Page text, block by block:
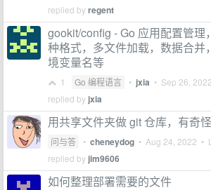
replied byregent
gookit/config - Go 应用配置管理
种格式，多文件加载，数据合并
境变量名等
1 Go 编程语言 • jxia • Sep 26, 2022
replied by jxia
用共享文件夹做 git 仓库，有奇怪
问与答 • cheneydog • Aug 24, 2022 •
replied by jim9606
如何整理部署需要的文件